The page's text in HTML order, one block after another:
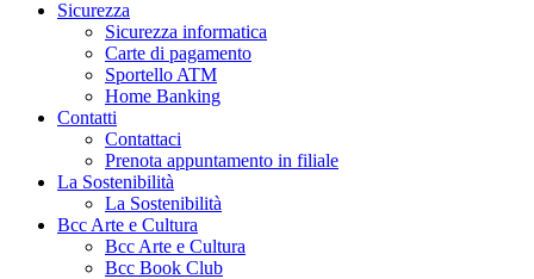
Sicurezza
Sicurezza informatica
Carte di pagamento
Sportello ATM
Home Banking
Contatti
Contattaci
Prenota appuntamento in filiale
La Sostenibilità
La Sostenibilità
Bcc Arte e Cultura
Bcc Arte e Cultura
Bcc Book Club